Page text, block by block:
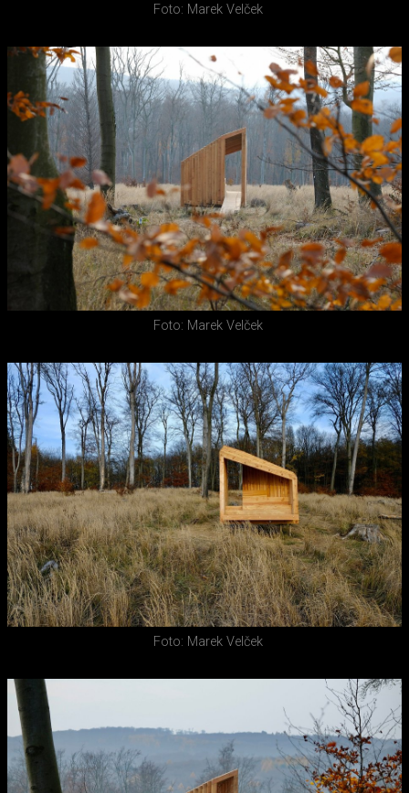
Foto: Marek Velček
Foto: Marek Velček
Foto: Marek Velček